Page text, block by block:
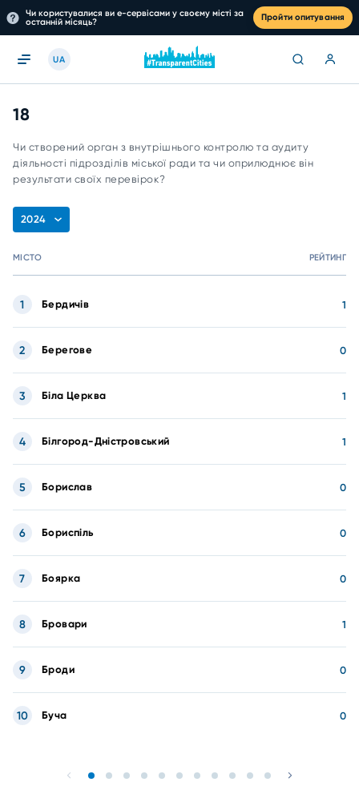
Чи користувалися ви е-сервісами у своєму місті за
останній місяць?
Пройти опитування
UA
18
Чи створений орган з внутрішнього контролю та аудиту
діяльності підрозділів міської ради та чи оприлюднює він
результати своїх перевірок?
2024
МІСТО РЕЙТИНГ
Бердичів 1
1
Берегове 0
2
Біла Церква 1
3
Білгород-Дністровський 1
4
Борислав 0
5
Бориспіль 0
6
Боярка 0
7
Бровари 1
8
Броди 0
9
Буча 0
10